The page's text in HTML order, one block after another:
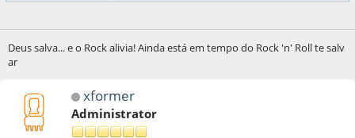
Deus salva... e o Rock alivia! Ainda está em tempo do Rock 'n' Roll te salv
ar
xformer
Administrator